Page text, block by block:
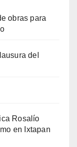
obras para
del
Rosalío
en Ixtapan